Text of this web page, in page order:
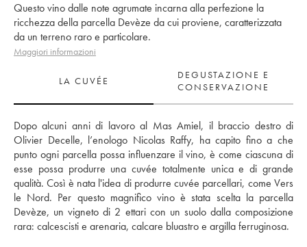
Questo vino dalle note agrumate incarna alla perfezione la
ricchezza della parcella Devèze da cui proviene, caratterizzata
da un terreno raro e particolare.
Maggiori informazioni
LA CUVÉE
DEGUSTAZIONE E
CONSERVAZIONE
Dopo alcuni anni di lavoro al Mas Amiel, il braccio destro di
Olivier Decelle, l’enologo Nicolas Raffy, ha capito fino a che
punto ogni parcella possa influenzare il vino, è come ciascuna di
esse possa produrre una cuvée totalmente unica e di grande
qualità. Così è nata l'idea di produrre cuvée parcellari, come Vers
le Nord. Per questo magnifico vino è stata scelta la parcella
Devèze, un vigneto di 2 ettari con un suolo dalla composizione
rara: calcescisti e arenaria, calcare bluastro e argilla ferruginosa.